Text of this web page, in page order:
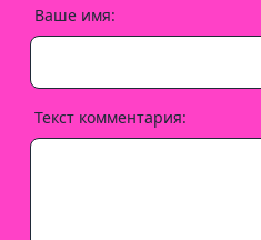
Ваше имя:
Текст комментария: